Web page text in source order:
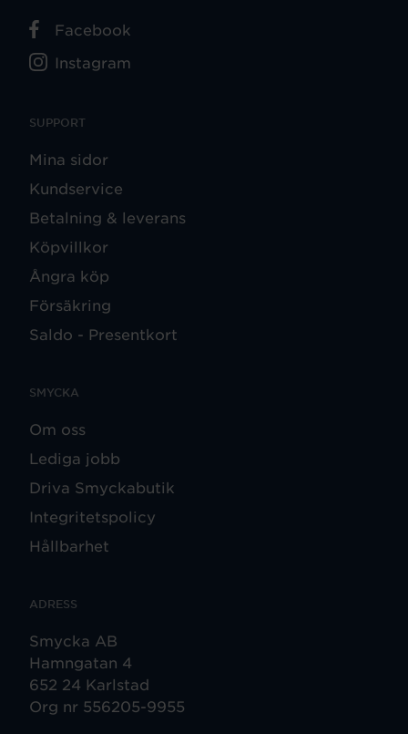
SUPPORT
Mina sidor
Kundservice
Betalning & leverans
Köpvillkor
Ångra köp
Försäkring
Saldo - Presentkort
SMYCKA
Om oss
Lediga jobb
Driva Smyckabutik
Integritetspolicy
Hållbarhet
ADRESS
Smycka AB
Hamngatan 4
652 24 Karlstad
Org nr 556205-9955
Facebook
Instagram